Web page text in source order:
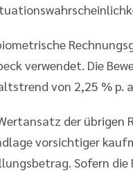
verwendet. Die
von 2,25 % p.
der übrigen
vorsichtiger
Sofern